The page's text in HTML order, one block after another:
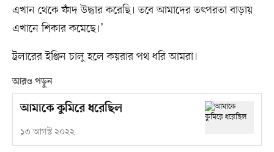
এখান থেকে ফাঁদ উদ্ধার করেছি। তবে আমাদের তৎপরতা বাড়ায়
এখানে শিকার কমেছে।’
ট্রলারের ইঞ্জিন চালু হলে কয়রার পথ ধরি আমরা।
আরও পড়ুন
আমাকে কুমিরে ধরেছিল
১৩ আগস্ট ২০২২